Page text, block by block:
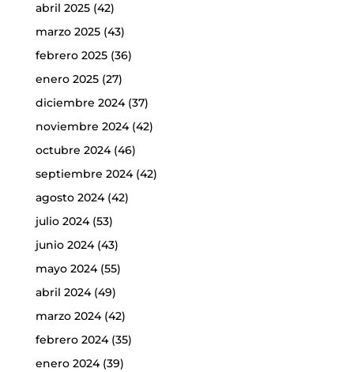
abril 2025(42)
marzo 2025(43)
febrero 2025(36)
enero 2025(27)
diciembre 2024(37)
noviembre 2024(42)
octubre 2024(46)
septiembre 2024(42)
agosto 2024(42)
julio 2024(53)
junio 2024(43)
mayo 2024(55)
abril 2024(49)
marzo 2024(42)
febrero 2024(35)
enero 2024(39)